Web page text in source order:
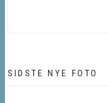
SIDSTE NYE FOTO